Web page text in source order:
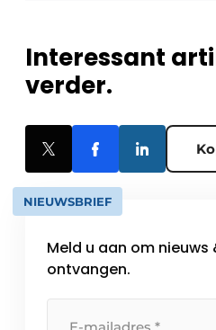
Interessant
verder.
NIEUWSBRIEF
Meld u aan om
ontvangen.